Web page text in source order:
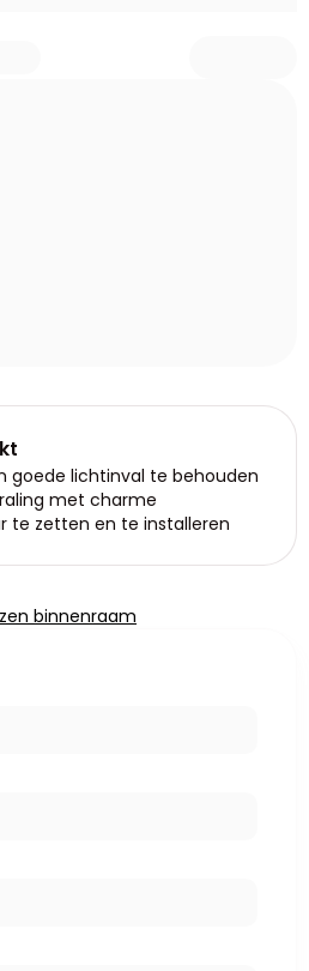
goede lichtinval te behouden
met charme
te zetten en te installeren
binnenraam